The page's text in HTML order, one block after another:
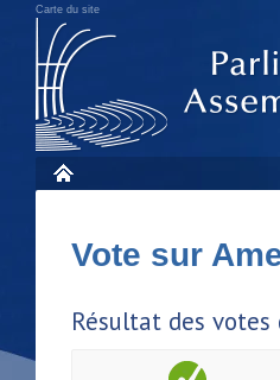
Carte du site
Vote sur
Résultat des votes